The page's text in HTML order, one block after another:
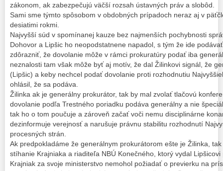
zákonom, ak zabezpečujú väčší rozsah ústavných práv a slobôd.
Sami sme týmto spôsobom v obdobných prípadoch neraz aj v
desiatimi rokmi.
Najvyšší súd v spomínanej kauze bez najmenších pochybnosti
Dohovor a Lipšic ho neopodstatnene napadol, s tým že ide
zdôrazniť, že dovolanie môže v rámci prokuratúry podať iba
neznalosti tam však môže byť aj motív, že dal Žilinkovi signál, že
(Lipšic) a keby nechcel podať dovolanie proti rozhodnutiu
ohlásil, že sa podáva.
Žilinka ak je generálny prokurátor, tak by mal zvolať tlačovú
dovolanie podľa Trestného poriadku podáva generálny a nie
tak ho o tom poučuje a zároveň začať voči nemu disciplinárne
dezinformuje verejnosť a narušuje právnu stabilitu rozhodnutí
procesných strán.
Ak predpokladáme že generálnym prokurátorom ešte je Žilinka,
stíhanie Krajniaka a riaditeľa NBÚ Konečného, ktorý vydal
Krajniak za svoje ministerstvo nemohol požiadať o previerku na